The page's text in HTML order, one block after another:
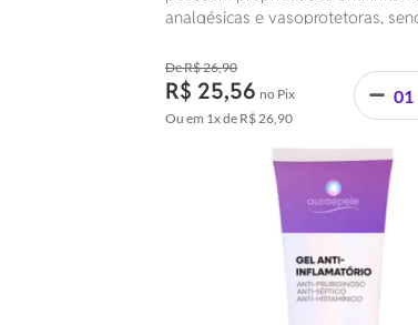
analgésicas e vasoprotetoras,
hematomas e inflamações locais.
R$ 26,90
R$ 25,56 no Pix
Ou em 1xde R$ 26,90